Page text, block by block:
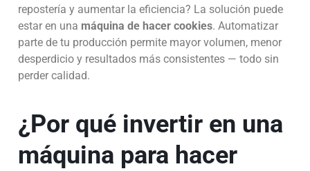
repostería y aumentar la eficiencia? La solución puede
estar en una máquina de hacer cookies. Automatizar
parte de tu producción permite mayor volumen, menor
desperdicio y resultados más consistentes — todo sin
perder calidad.
¿Por qué invertir en una
máquina para hacer